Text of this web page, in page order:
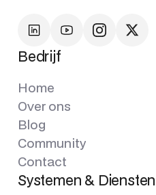
Bedrijf
Home
Over ons
Blog
Community
Contact
Systemen & Diensten